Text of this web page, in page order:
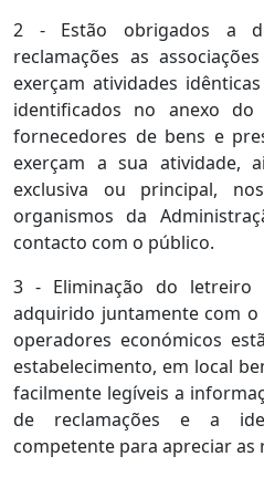
2 - Estão obrigados a
reclamações as
exerçam atividades
identificados no anexo
fornecedores de bens e
exerçam a sua atividade,
exclusiva ou principal,
organismos da
contacto com o público.
3 - Eliminação do letreiro
adquirido juntamente com o
operadores económicos
estabelecimento, em local
facilmente legíveis a
de reclamações e a
competente para apreciar as